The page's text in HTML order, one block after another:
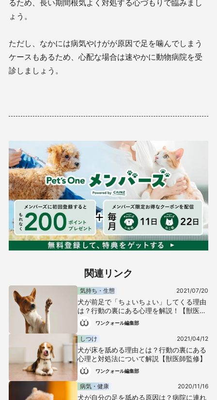
るため、長い期間根気よく対処する心づもりで臨みまし
ょう。
ただし、なかには病気やけがが原因で足を噛んでしまう
ケースもあるため、心配な場合は速やかに動物病院を受
診しましょう。
関連リンク
気持ち・生態 2021/07/20
犬が前足で「ちょいちょい」してくる理由
は？行動の裏にある心理を解説！【獣医師
監修】ワンクォール編集部
しつけ 2021/04/12
犬が床を舐める理由とは？行動の裏にある
心理と対処法について解説【獣医師監修】
ワンクォール編集部
病気・健康 2020/11/16
犬が自分の足を舐める原因は？病院に連れ